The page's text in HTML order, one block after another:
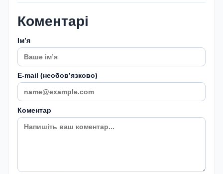
Коментарі
Імʼя
E-mail (необовʼязково)
Коментар